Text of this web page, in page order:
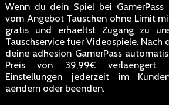
Wenn du dein Spiel bei
vom Angebot Tauschen ohne Limit
gratis und erhaeltst Zugang zu
Tauschservice fuer Videospiele. Nach
deine adhesion GamerPass
Preis von 39,99€
Einstellungen jederzeit im
aendern oder beenden.